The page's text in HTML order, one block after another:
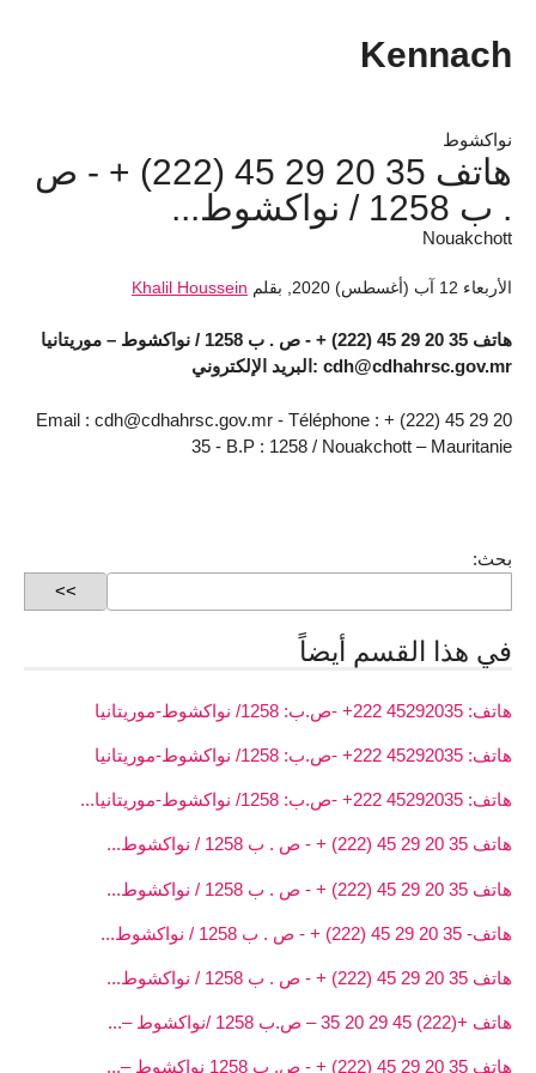
Kennach
نواكشوط
هاتف 35 20 29 45 (222) + - ص
. ب 1258 / نواكشوط...
Nouakchott
الأربعاء 12 آب (أغسطس) 2020 بقلم Khalil Houssein
هاتف 35 20 29 45 (222) + - ص . ب 1258 / نواكشوط – موريتانيا
cdh@cdhahrsc.gov.mr :البريد الإلكتروني
Email : cdh@cdhahrsc.gov.mr - Téléphone : + (222) 45 29 20
35 - B.P : 1258 / Nouakchott – Mauritanie
بحث:
في هذا القسم أيضاً
هاتف: 45292035 222+ -ص.ب: 1258/ نواكشوط-موريتانيا
هاتف: 45292035 222+ -ص.ب: 1258/ نواكشوط-موريتانيا
هاتف: 45292035 222+ -ص.ب: 1258/ نواكشوط-موريتانيا...
هاتف 35 20 29 45 (222) + - ص . ب 1258 / نواكشوط...
هاتف 35 20 29 45 (222) + - ص . ب 1258 / نواكشوط...
هاتف- 35 20 29 45 (222) + - ص . ب 1258 / نواكشوط...
هاتف 35 20 29 45 (222) + - ص . ب 1258 / نواكشوط...
هاتف +(222) 45 29 20 35 – ص.ب 1258 /نواكشوط –...
هاتف 35 20 29 45 (222) + - ص. ب 1258 نواكشوط –...